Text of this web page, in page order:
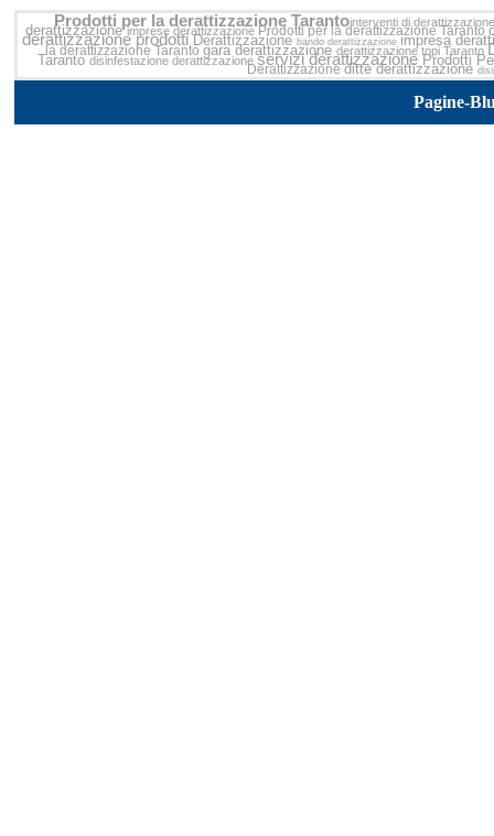
Prodotti per la derattizzazione Tarantointerventi di
derattizzazioneimprese derattizzazione Prodotti per la derattizzazione Taranto
derattizzazione prodottiDerattizzazione bando derattizzazione impresa
la derattizzazione Taranto gara derattizzazionederattizzazione topi Taranto
Taranto disinfestazione derattizzazione servizi derattizzazione Prodotti
Derattizzazione ditte derattizzazione
Pagine-